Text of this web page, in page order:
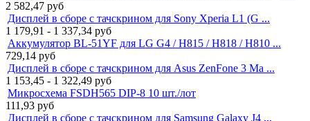
2 582,47 руб
Дисплей в сборе с тачскрином для Sony Xperia L1 (G ...
1 179,91 - 1 337,34 руб
Аккумулятор BL-51YF для LG G4 / H815 / H818 / H810 ...
729,14 руб
Дисплей в сборе с тачскрином для Asus ZenFone 3 Ma ...
1 153,45 - 1 322,49 руб
Микросхема FSDH565 DIP-8 10 шт./лот
111,93 руб
Дисплей в сборе с тачскрином для Samsung Galaxy J4 ...